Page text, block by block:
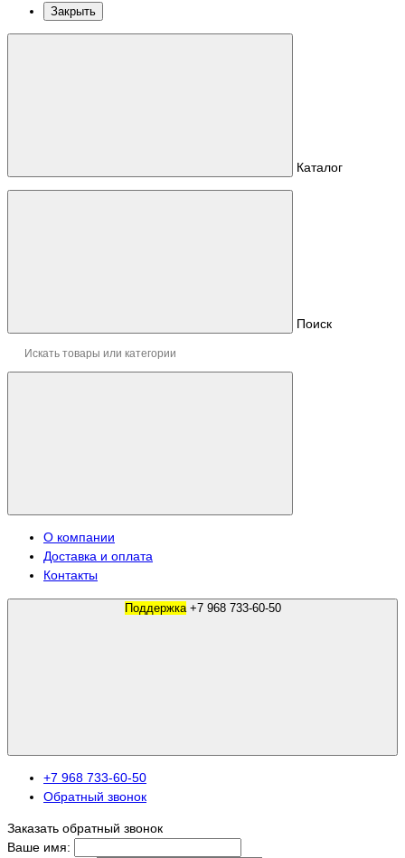
Закрыть
Каталог
Поиск
О компании
Доставка и оплата
Контакты
Поддержка +7 968 733-60-50
+7 968 733-60-50
Обратный звонок
Заказать обратный звонок
Ваше имя: